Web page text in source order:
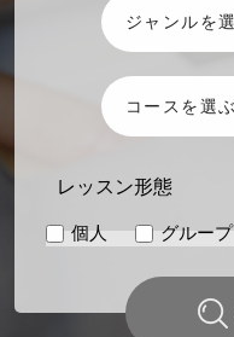
レッスン形態
個人 グループ